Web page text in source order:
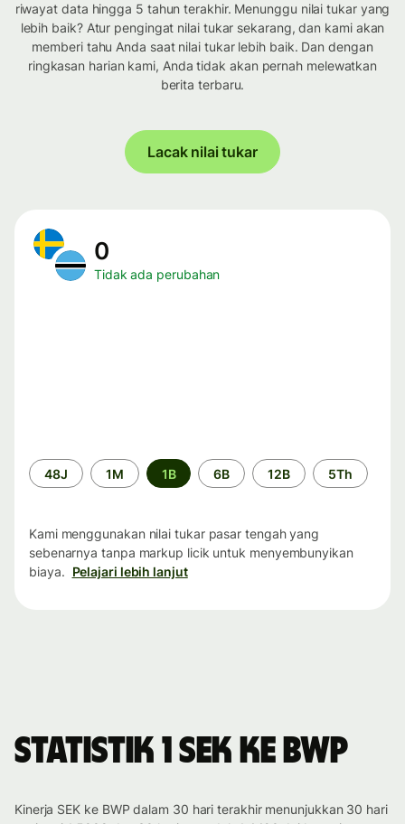
riwayat data hingga 5 tahun terakhir. Menunggu nilai tukar yang
lebih baik? Atur pengingat nilai tukar sekarang, dan kami akan
memberi tahu Anda saat nilai tukar lebih baik. Dan dengan
ringkasan harian kami, Anda tidak akan pernah melewatkan
berita terbaru.
Lacak nilai tukar
0
Tidak ada perubahan
Periode
waktu
48J 1M 1B 6B 12B 5Th
Kami menggunakan nilai tukar pasar tengah yang
sebenarnya tanpa markup licik untuk menyembunyikan
biaya. Pelajari lebih lanjut
Statistik 1 SEK ke BWP
Kinerja SEK ke BWP dalam 30 hari terakhir menunjukkan 30 hari